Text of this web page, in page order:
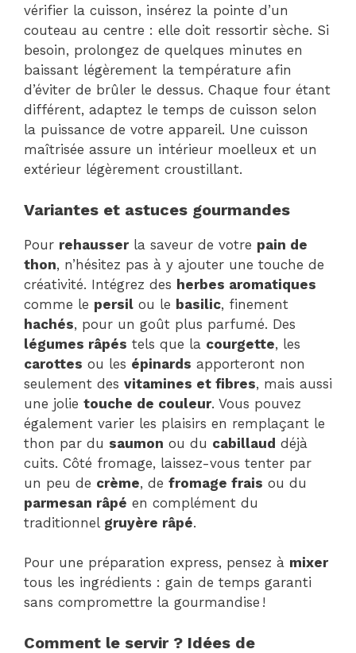
vérifier la cuisson, insérez la pointe d’un
couteau au centre : elle doit ressortir sèche. Si
besoin, prolongez de quelques minutes en
baissant légèrement la température afin
d’éviter de brûler le dessus. Chaque four étant
différent, adaptez le temps de cuisson selon
la puissance de votre appareil. Une cuisson
maîtrisée assure un intérieur moelleux et un
extérieur légèrement croustillant.
Variantes et astuces gourmandes
Pour rehausserla saveur de votre pain de
thon, n’hésitez pas à y ajouter une touche de
créativité. Intégrez des herbes aromatiques
comme le persil ou le basilic, finement
hachés, pour un goût plus parfumé. Des
légumes râpés tels que la courgette, les
carottes ou les épinards apporteront non
seulement des vitamines et fibres, mais aussi
une jolie touche de couleur. Vous pouvez
également varier les plaisirs en remplaçant le
thon par du saumon ou du cabillaud déjà
cuits. Côté fromage, laissez-vous tenter par
un peu de crème, de fromage frais ou du
parmesan râpé en complément du
traditionnel gruyère râpé.
Pour une préparation express, pensez à mixer
tous les ingrédients : gain de temps garanti
sans compromettre la gourmandise !
Comment le servir ? Idées de